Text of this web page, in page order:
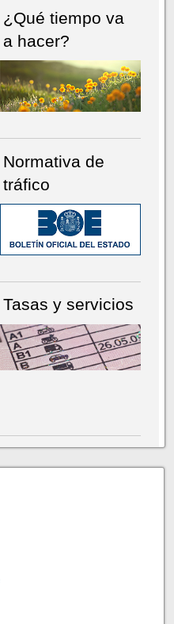
¿Qué tiempo va
a hacer?
Normativa de
tráfico
Tasas y servicios